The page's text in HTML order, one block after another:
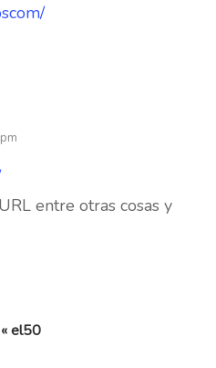
entre otras cosas y
el50